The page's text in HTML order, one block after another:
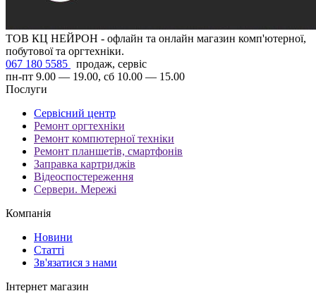
ТОВ КЦ НЕЙРОН - офлайн та онлайн магазин комп'ютерної,
побутової та оргтехніки.
067 180 5585
продаж, сервіс
пн-пт 9.00 — 19.00, сб 10.00 — 15.00
Послуги
Сервісний центр
Ремонт оргтехніки
Ремонт компютерної техніки
Ремонт планшетів, смартфонів
Заправка картриджів
Відеоспостереження
Сервери. Мережі
Компанія
Новини
Статті
Зв'язатися з нами
Інтернет магазин